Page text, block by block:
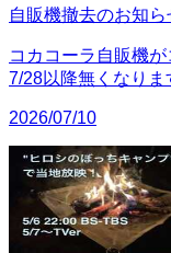
自販機撤去のお知ら
コカコーラ自販機
7/28以降無くなりま
2026/07/10